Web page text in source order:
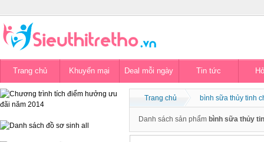
Trang chủ Khuyến mại Deal mỗi ngày Tin tức
Trang chủ bình sữa thủy tinh
Danh sách sản phẩm bình sữa thủy